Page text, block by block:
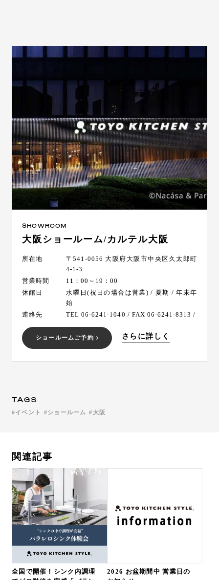
SHOWROOM
大阪ショールーム/カルテル大阪
所在地
〒541-0056 大阪府大阪市中央区久太郎町
4-1-3
営業時間
11：00～19：00
休館日
水曜日(祝日の場合は営業) / 夏期 / 年末年
始
連絡先
TEL 06-6241-1040 / FAX 06-6241-8313 /
ショールームご予約 さらに詳しく
TAGS
イベント ショールーム 大阪
関連記事
全国で開催！シンク内調理
2026 お盆期間中 営業日の